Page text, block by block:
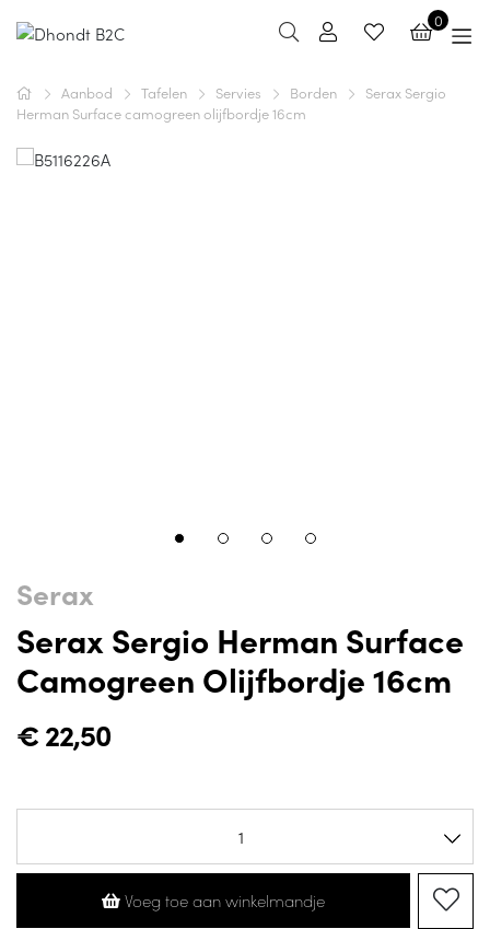
0
Aanbod Tafelen Servies Borden
Serax Sergio
Herman Surface camogreen olijfbordje 16cm
Serax
Serax Sergio Herman Surface
Camogreen Olijfbordje 16cm
€22,50
Voeg toe aan winkelmandje